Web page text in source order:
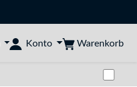
Konto Warenkorb